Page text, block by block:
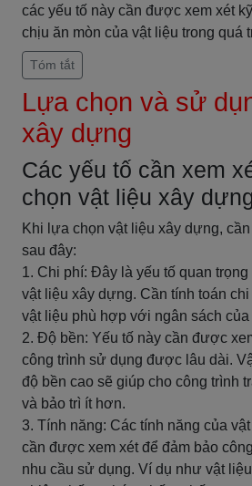
các yếu tố này cần được xem xét
chịu ăn mòn của vật liệu trong quá
Tóm tắt
Lựa chọn và sử
xây dựng
Các yếu tố cần xem
chọn vật liệu xây
Khi lựa chọn vật liệu xây dựng,
sau đây:
1. Chi phí: Đây là yếu tố quan
vật liệu xây dựng. Cần tính toán
vật liệu phù hợp với ngân sách của
2. Độ bền: Yếu tố này cần được
công trình sử dụng được lâu dài.
độ bền cao sẽ giúp cho công trình
và bảo trì ít hơn.
3. Tính năng: Các tính năng của
cần được xem xét để đảm bảo
nhu cầu sử dụng. Ví dụ như vật